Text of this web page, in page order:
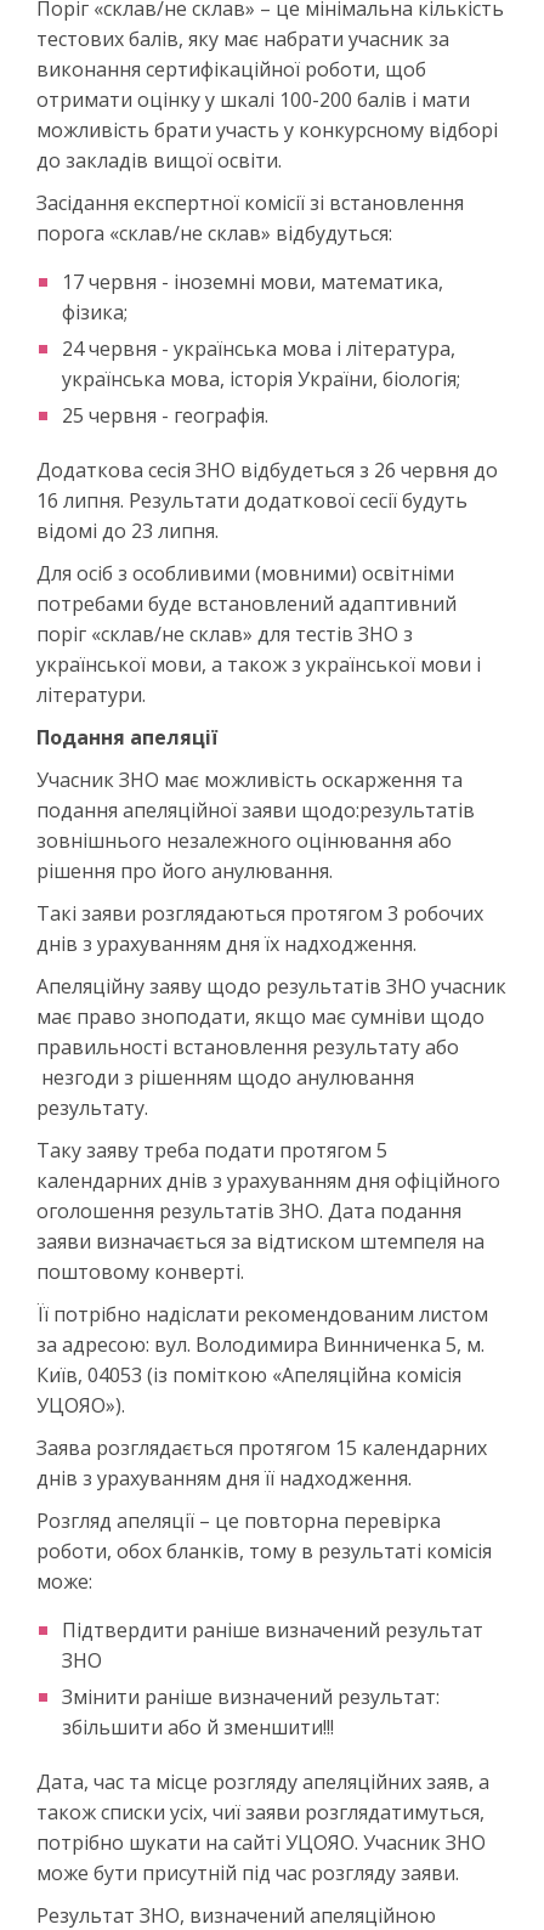
Поріг «склав/не склав» – це мінімальна кількість
тестових балів, яку має набрати учасник за
виконання сертифікаційної роботи, щоб
отримати оцінку у шкалі 100-200 балів і мати
можливість брати участь у конкурсному відборі
до закладів вищої освіти.
Засідання експертної комісії зі встановлення
порога «склав/не склав» відбудуться:
17 червня - іноземні мови, математика,
фізика;
24 червня - українська мова і література,
українська мова, історія України, біологія;
25 червня - географія.
Додаткова сесія ЗНО відбудеться з 26 червня до
16 липня. Результати додаткової сесії будуть
відомі до 23 липня.
Для осіб з особливими (мовними) освітніми
потребами буде встановлений адаптивний
поріг «склав/не склав» для тестів ЗНО з
української мови, а також з української мови і
літератури.
Подання апеляції
Учасник ЗНО має можливість оскарження та
подання апеляційної заяви щодо:результатів
зовнішнього незалежного оцінювання або
рішення про його анулювання.
Такі заяви розглядаються протягом 3 робочих
днів з урахуванням дня їх надходження.
Апеляційну заяву щодо результатів ЗНО учасник
має право зноподати, якщо має сумніви щодо
правильності встановлення результату або
незгоди з рішенням щодо анулювання
результату.
Таку заяву треба подати протягом 5
календарних днів з урахуванням дня офіційного
оголошення результатів ЗНО. Дата подання
заяви визначається за відтиском штемпеля на
поштовому конверті.
Її потрібно надіслати рекомендованим листом
за адресою: вул. Володимира Винниченка 5, м.
Київ, 04053 (із поміткою «Апеляційна комісія
УЦОЯО»).
Заява розглядається протягом 15 календарних
днів з урахуванням дня її надходження.
Розгляд апеляції – це повторна перевірка
роботи, обох бланків, тому в результаті комісія
може:
Підтвердити раніше визначений результат
ЗНО
Змінити раніше визначений результат:
збільшити або й зменшити!!!
Дата, час та місце розгляду апеляційних заяв, а
також списки усіх, чиї заяви розглядатимуться,
потрібно шукати на сайті УЦОЯО. Учасник ЗНО
може бути присутній під час розгляду заяви.
Результат ЗНО, визначений апеляційною